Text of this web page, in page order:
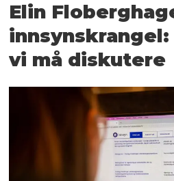
Elin
innsynskrangel:
vi må diskutere